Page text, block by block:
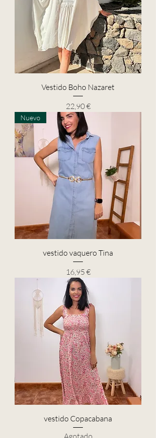
Vestido Boho Nazaret
Precio
22,90 €
Nuevo
vestido vaquero Tina
Precio
16,95 €
vestido Copacabana
Agotado